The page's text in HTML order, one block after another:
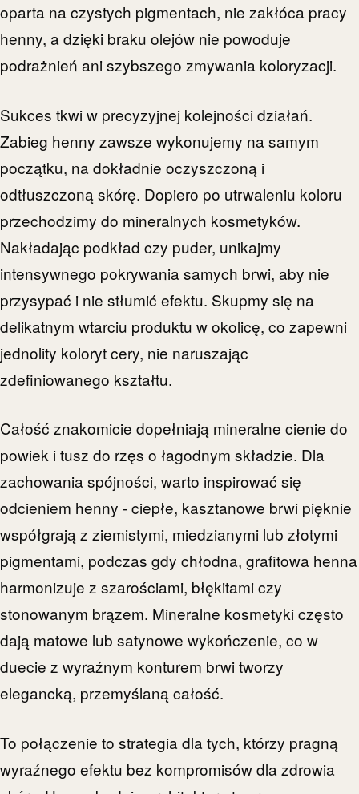
oparta na czystych pigmentach, nie zakłóca pracy
henny, a dzięki braku olejów nie powoduje
podrażnień ani szybszego zmywania koloryzacji.
Sukces tkwi w precyzyjnej kolejności działań.
Zabieg henny zawsze wykonujemy na samym
początku, na dokładnie oczyszczoną i
odtłuszczoną skórę. Dopiero po utrwaleniu koloru
przechodzimy do mineralnych kosmetyków.
Nakładając podkład czy puder, unikajmy
intensywnego pokrywania samych brwi, aby nie
przysypać i nie stłumić efektu. Skupmy się na
delikatnym wtarciu produktu w okolicę, co zapewni
jednolity koloryt cery, nie naruszając
zdefiniowanego kształtu.
Całość znakomicie dopełniają mineralne cienie do
powiek i tusz do rzęs o łagodnym składzie. Dla
zachowania spójności, warto inspirować się
odcieniem henny - ciepłe, kasztanowe brwi pięknie
współgrają z ziemistymi, miedzianymi lub złotymi
pigmentami, podczas gdy chłodna, grafitowa henna
harmonizuje z szarościami, błękitami czy
stonowanym brązem. Mineralne kosmetyki często
dają matowe lub satynowe wykończenie, co w
duecie z wyraźnym konturem brwi tworzy
elegancką, przemyślaną całość.
To połączenie to strategia dla tych, którzy pragną
wyraźnego efektu bez kompromisów dla zdrowia